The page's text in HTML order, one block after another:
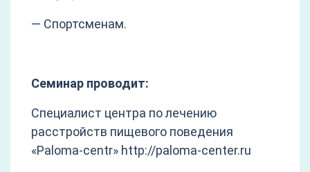
— Спортсменам.
Семинар проводит:
Специалист центра по лечению
расстройств пищевого поведения
«Paloma-centr» http://paloma-center.ru